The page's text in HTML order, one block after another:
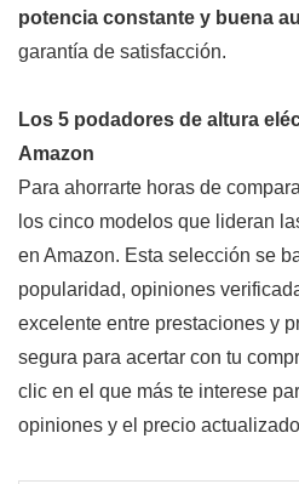
potencia constante y buena
garantía de satisfacción.
Los 5 podadores de altura
Amazon
Para ahorrarte horas de
los cinco modelos que lideran
en Amazon. Esta selección se
popularidad, opiniones
excelente entre prestaciones y
segura para acertar con tu
clic en el que más te interese
opiniones y el precio